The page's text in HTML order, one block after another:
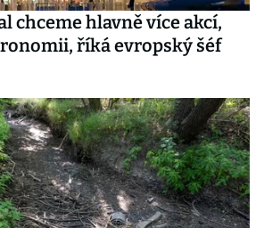
chceme hlavně více akcí,
říká evropský šéf